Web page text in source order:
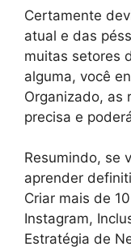
Certamente
atual e das
muitas setores
alguma, você
Organizado, as
precisa e
Resumindo, se
aprender
Criar mais de
Instagram,
Estratégia de